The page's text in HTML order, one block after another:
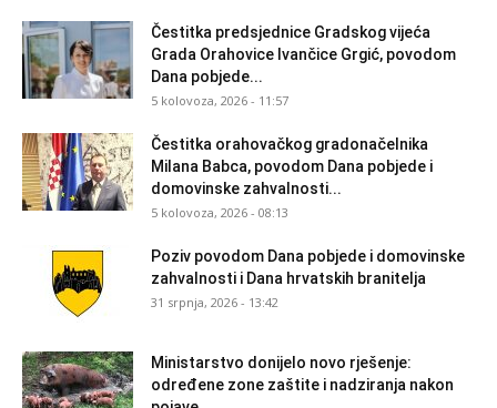
Čestitka predsjednice Gradskog vijeća
Grada Orahovice Ivančice Grgić, povodom
Dana pobjede...
5 kolovoza, 2026 - 11:57
Čestitka orahovačkog gradonačelnika
Milana Babca, povodom Dana pobjede i
domovinske zahvalnosti...
5 kolovoza, 2026 - 08:13
Poziv povodom Dana pobjede i domovinske
zahvalnosti i Dana hrvatskih branitelja
31 srpnja, 2026 - 13:42
Ministarstvo donijelo novo rješenje:
određene zone zaštite i nadziranja nakon